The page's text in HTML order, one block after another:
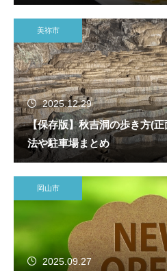
美祢市
2025.12.29
【保存版】秋吉洞の歩き方(
法や駐車場まとめ
岡山市
2025.09.27